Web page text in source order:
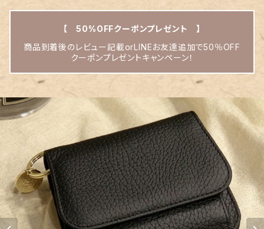
【 50%OFFクーポンプレゼント 】
商品到着後のレビュー記載orLINEお友達追加で50％OFF
クーポンプレゼントキャンペーン！